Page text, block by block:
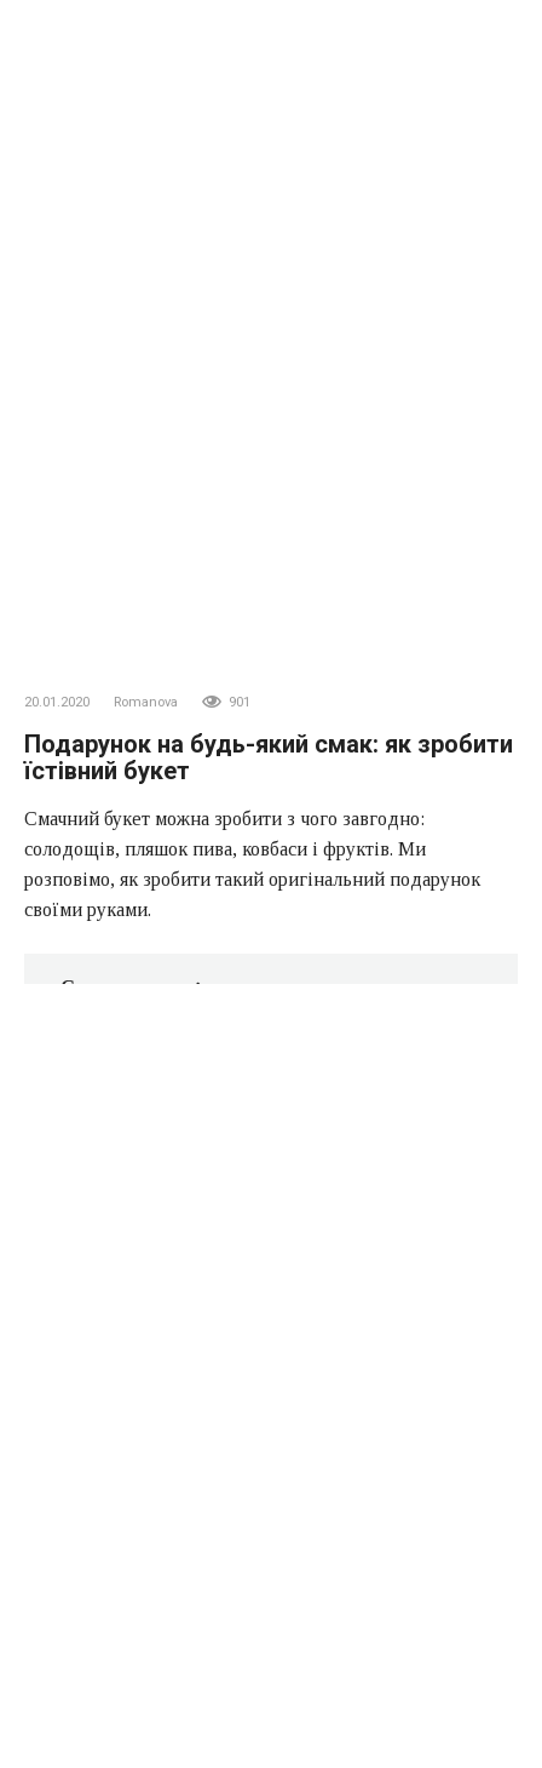
20.01.2020 Romanova 901
Подарунок на будь-який смак: як зробити
їстівний букет
Смачний букет можна зробити з чого завгодно:
солодощів, пляшок пива, ковбаси і фруктів. Ми
розповімо, як зробити такий оригінальний подарунок
своїми руками.
Содержание